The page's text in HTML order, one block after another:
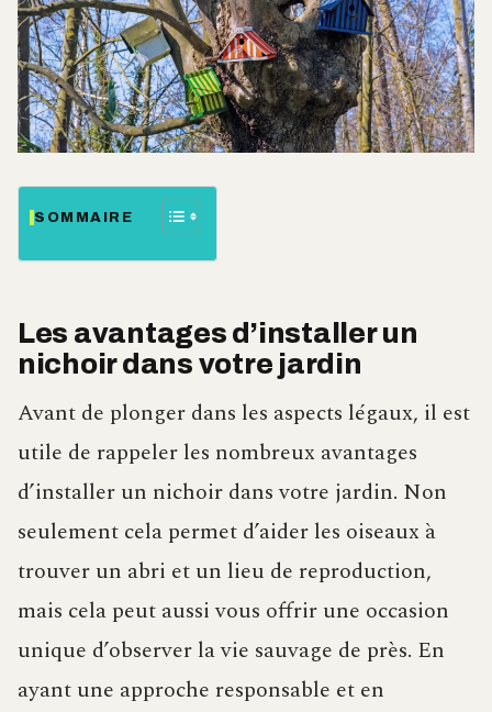
SOMMAIRE
Les avantages d’installer un
nichoir dans votre jardin
Avant de plonger dans les aspects légaux, il est
utile de rappeler les nombreux avantages
d’installer un nichoir dans votre jardin. Non
seulement cela permet d’aider les oiseaux à
trouver un abri et un lieu de reproduction,
mais cela peut aussi vous offrir une occasion
unique d’observer la vie sauvage de près. En
ayant une approche responsable et en